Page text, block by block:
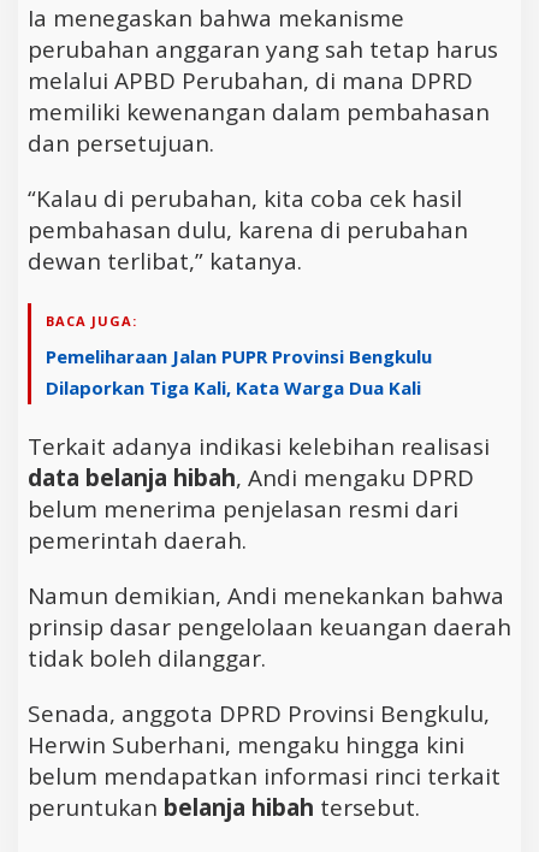
Ia menegaskan bahwa mekanisme
perubahan anggaran yang sah tetap harus
melalui APBD Perubahan, di mana DPRD
memiliki kewenangan dalam pembahasan
dan persetujuan.
“Kalau di perubahan, kita coba cek hasil
pembahasan dulu, karena di perubahan
dewan terlibat,” katanya.
BACA JUGA:
Pemeliharaan Jalan PUPR Provinsi Bengkulu
Dilaporkan Tiga Kali, Kata Warga Dua Kali
Terkait adanya indikasi kelebihan realisasi
data belanja hibah, Andi mengaku DPRD
belum menerima penjelasan resmi dari
pemerintah daerah.
Namun demikian, Andi menekankan bahwa
prinsip dasar pengelolaan keuangan daerah
tidak boleh dilanggar.
Senada, anggota DPRD Provinsi Bengkulu,
Herwin Suberhani, mengaku hingga kini
belum mendapatkan informasi rinci terkait
peruntukan belanja hibah tersebut.